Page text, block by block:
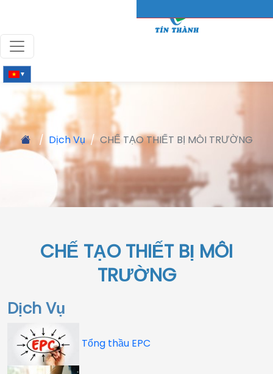
▼
Dịch Vụ CHẾ TẠO THIẾT BỊ MÔI TRƯỜNG
CHẾ TẠO THIẾT BỊ MÔI
TRƯỜNG
Dịch Vụ
Tổng thầu EPC